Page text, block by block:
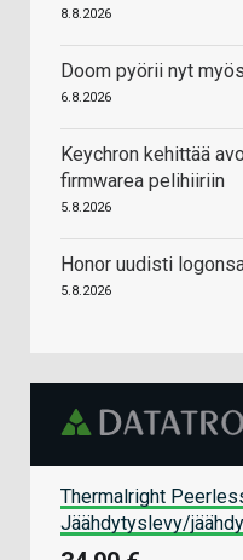
8.8.2026
Doom pyörii nyt
6.8.2026
Keychron kehittää
firmwarea pelihiiriin
5.8.2026
Honor uudisti
5.8.2026
Thermalright
Jäähdytyslevy/